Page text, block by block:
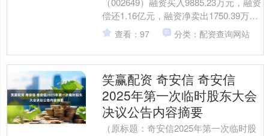
偿还1.16亿元，融资净卖出1750.39万
元，融资余额5.94亿元，近20个交易....
查看：97 分类：配资查询网站
笑赢配资 奇安信 奇安信
2025年第一次临时股东大会
决议公告内容摘要
（原标题：奇安信2025年第一次临时股